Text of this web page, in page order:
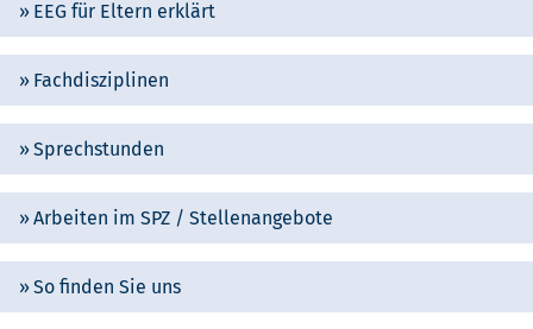
EEG für Eltern erklärt
Fachdisziplinen
Sprechstunden
Arbeiten im SPZ / Stellenangebote
So finden Sie uns